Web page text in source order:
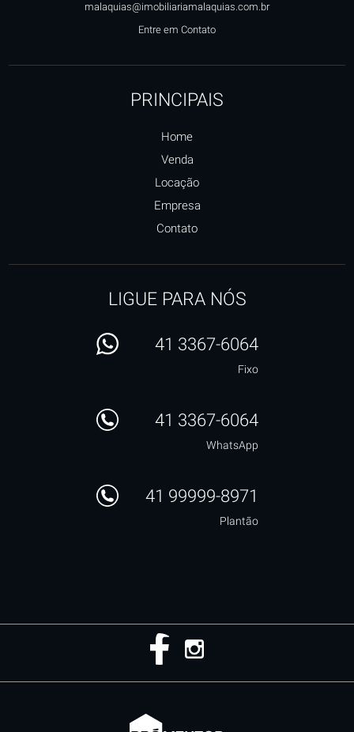
malaquias@imobiliariamalaquias.com.br
Entre em Contato
PRINCIPAIS
Home
Venda
Locação
Empresa
Contato
LIGUE PARA NÓS
41 3367-6064
Fixo
41 3367-6064
WhatsApp
41 99999-8971
Plantão